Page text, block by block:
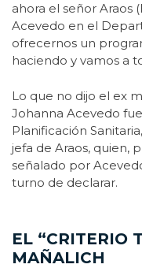
ahora el señor Araos
Acevedo en el
ofrecernos un
haciendo y vamos a
Lo que no dijo el ex
Johanna Acevedo
Planificación
jefa de Araos, quien,
señalado por
turno de declarar.
EL “CRITERIO
MAÑALICH